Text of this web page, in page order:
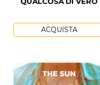
ACQUISTA